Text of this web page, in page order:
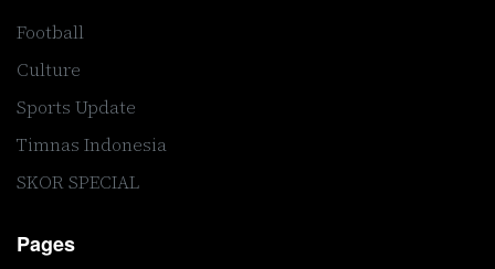
Football
Culture
Sports Update
Timnas Indonesia
SKOR SPECIAL
Pages